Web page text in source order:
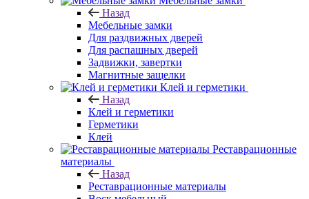
Назад
Мебельные замки
Для раздвижных дверей
Для распашных дверей
Задвижки, завертки
Магнитные защелки
Клей и герметики
Назад
Клей и герметики
Герметики
Клей
Реставрационные
материалы
Назад
Реставрационные материалы